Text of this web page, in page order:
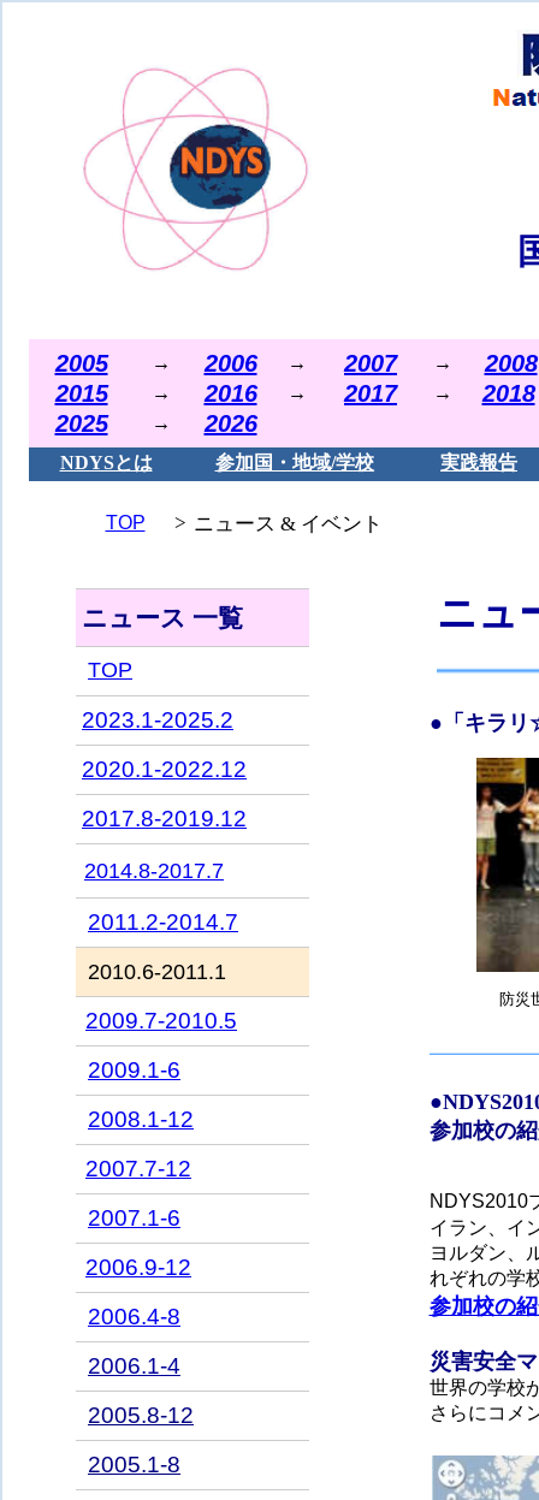
2005 → 2006 → 2007 →
2008
2015
→ 2016 → 2017 →
2018
2025
→ 2026
NDYSとは 参加国・地域/学校 実践報告
TOP > ニュース & イベント
ニュース 一覧
TOP
2023.1-2025.2
2020.1-2022.12
2017.8-2019.12
2014.8-2017.7
2011.2-2014.7
2010.6-2011.1
2009.7-2010.5
2009.1-6
2008.1-12
2007.7-12
2007.1-6
2006.9-12
2006.4-8
2006.1-4
2005.8-12
2005.1-8
ニュ
●「キラ
防災
●
参加校の
NDYS2010
イラン、イ
ヨルダン、
れぞれの学
参加校の
災害安全
世界の学校
さらにコメ